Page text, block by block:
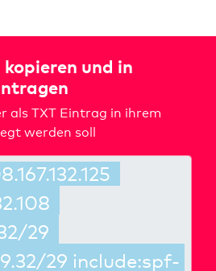
und in
als TXT Eintrag in ihrem
werden soll